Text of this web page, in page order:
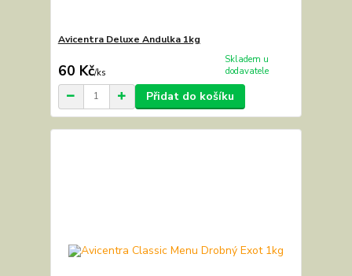
Avicentra Deluxe Andulka 1kg
60 Kč/ks
Skladem u
dodavatele
Přidat do košíku